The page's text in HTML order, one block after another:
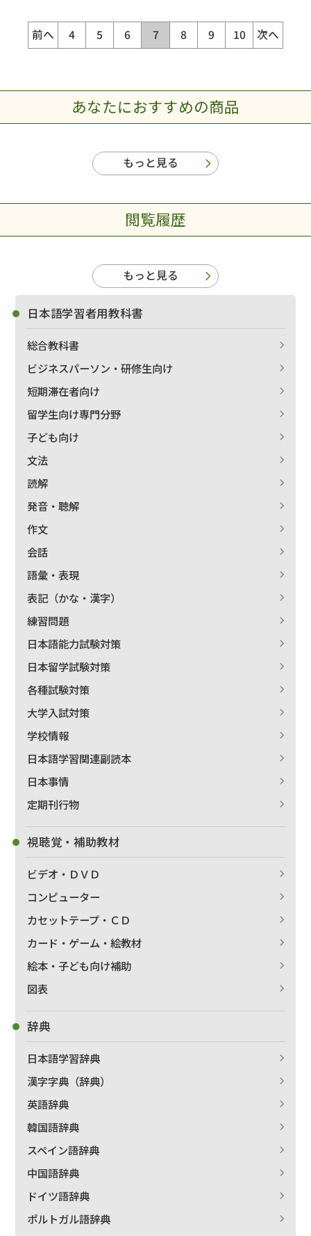
前へ 4 5 6 7 8 9 10 次へ
あなたにおすすめの商品
もっと見る
閲覧履歴
もっと見る
日本語学習者用教科書
総合教科書
ビジネスパーソン・研修生向け
短期滞在者向け
留学生向け専門分野
子ども向け
文法
読解
発音・聴解
作文
会話
語彙・表現
表記（かな・漢字）
練習問題
日本語能力試験対策
日本留学試験対策
各種試験対策
大学入試対策
学校情報
日本語学習関連副読本
日本事情
定期刊行物
視聴覚・補助教材
ビデオ・ＤＶＤ
コンピューター
カセットテープ・ＣＤ
カード・ゲーム・絵教材
絵本・子ども向け補助
図表
辞典
日本語学習辞典
漢字字典（辞典）
英語辞典
韓国語辞典
スペイン語辞典
中国語辞典
ドイツ語辞典
ポルトガル語辞典